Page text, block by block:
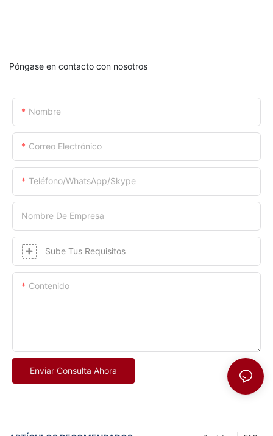
Póngase en contacto con nosotros
Nombre
Correo Electrónico
Teléfono/WhatsApp/Skype
Nombre De Empresa
Sube Tus Requisitos
Contenido
Enviar Consulta Ahora